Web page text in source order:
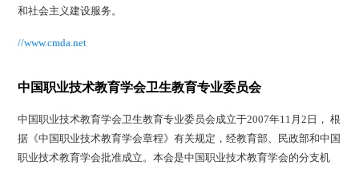
和社会主义建设服务。
//www.cmda.net
中国职业技术教育学会卫生教育专业委员会
中国职业技术教育学会卫生教育专业委员会成立于2007年11月2日， 根
据《中国职业技术教育学会章程》有关规定，经教育部、民政部和中国
职业技术教育学会批准成立。本会是中国职业技术教育学会的分支机